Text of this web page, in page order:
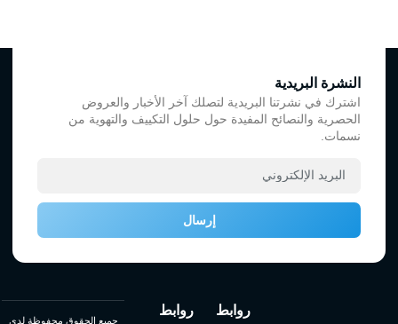
روابط
روابط
جميع الحقوق محفوظة لدي
النشرة البريدية
اشترك في نشرتنا البريدية لتصلك آخر الأخبار والعروض
الحصرية والنصائح المفيدة حول حلول التكييف والتهوية من
نسمات.
إرسال